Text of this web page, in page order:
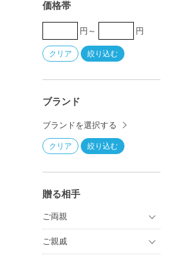
価格帯
円～ 円
ブランド
ブランドを選択する
贈る相手
ご両親
ご親戚